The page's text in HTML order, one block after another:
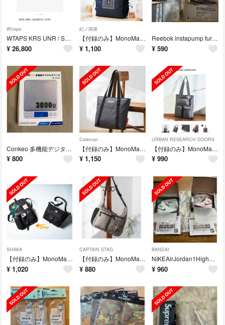
W)taps
WTAPS KRS UNR / Shorts / CTPL "Teal"
¥ 26,800
紀ノ国屋
【付録のみ】MonoMax5月号紀ノ国屋 水に強い！ 万能トートバッグ
¥ 1,100
Reebok instapump fury ミニチュア ２種
¥ 590
Conkeo 多機能デジタルスケール K-1011
¥ 800
Coleman
【付録のみ】MonoMax3月号コールマン10大機能トートバッグ
¥ 1,150
URBAN RESEARCH DOORS
【付録のみ】MonoMax2月号ｱｰﾊﾞﾝﾘｻｰﾁﾄﾞｱｰｽﾞトートバッグ
¥ 990
SHAKA
【付録のみ】MonoMax1月号シャカ 8ポケット付き メッセンジャーバッグ
¥ 1,020
CAPTAIN STAG
【付録のみ】MonoMax12月号ｷｬﾌﾟﾃﾝｽﾀｯｸﾞショルダーバッグ
¥ 880
BANDAI
NIKEAirJordan1High85MINIATUREガチャガチャ2種
¥ 960